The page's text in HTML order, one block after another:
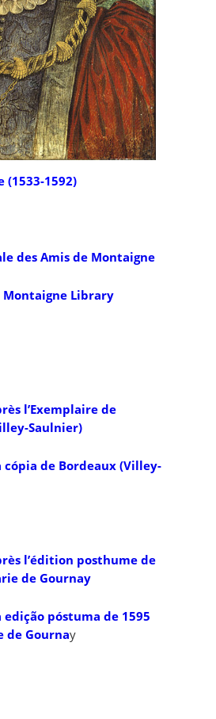
(1533-1592)
des Amis de Montaigne
Montaigne Library
l’Exemplaire de
Saulnier)
cópia de Bordeaux (Villey-
l’édition posthume de
de Gournay
edição póstuma de 1595
de Gournay